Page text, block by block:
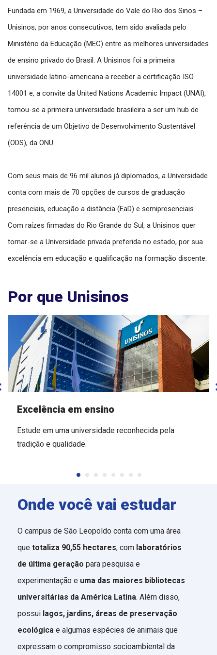
Fundada em 1969, a Universidade do Vale do Rio dos Sinos –
Unisinos, por anos consecutivos, tem sido avaliada pelo
Ministério da Educação (MEC) entre as melhores universidades
de ensino privado do Brasil. A Unisinos foi a primeira
universidade latino-americana a receber a certificação ISO
14001 e, a convite da United Nations Academic Impact (UNAI),
tornou-se a primeira universidade brasileira a ser um hub de
referência de um Objetivo de Desenvolvimento Sustentável
(ODS), da ONU.
Com seus mais de 96 mil alunos já diplomados, a Universidade
conta com mais de 70 opções de cursos de graduação
presenciais, educação a distância (EaD) e semipresenciais.
Com raízes firmadas do Rio Grande do Sul, a Unisinos quer
tornar-se a Universidade privada preferida no estado, por sua
excelência em educação e qualificação na formação discente.
Por que Unisinos
Excelência em ensino
Estude em uma universidade reconhecida pela
tradição e qualidade.
Onde você vai estudar
O campus de São Leopoldo conta com uma área
que totaliza 90,55 hectares, com laboratórios
de última geração para pesquisa e
experimentação e uma das maiores bibliotecas
universitárias da América Latina. Além disso,
possui lagos, jardins, áreas de preservação
ecológica e algumas espécies de animais que
expressam o compromisso socioambiental da